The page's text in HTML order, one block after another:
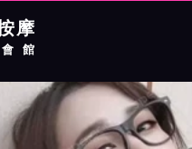
摩
館
芭比詳細介紹
摩師芭比照片